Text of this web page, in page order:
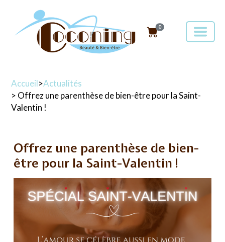
0
Accueil>Actualités
> Offrez une parenthèse de bien-être pour la Saint-
Valentin !
Offrez une parenthèse de bien-
être pour la Saint-Valentin !